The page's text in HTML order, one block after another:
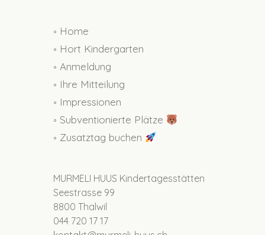
◦ Home
◦ Hort Kindergarten
◦ Anmeldung
◦ Ihre Mitteilung
◦ Impressionen
◦ Subventionierte Plätze
◦ Zusatztag buchen
MURMELI HUUS Kindertagesstätten
Seestrasse 99
8800 Thalwil
044 720 17 17